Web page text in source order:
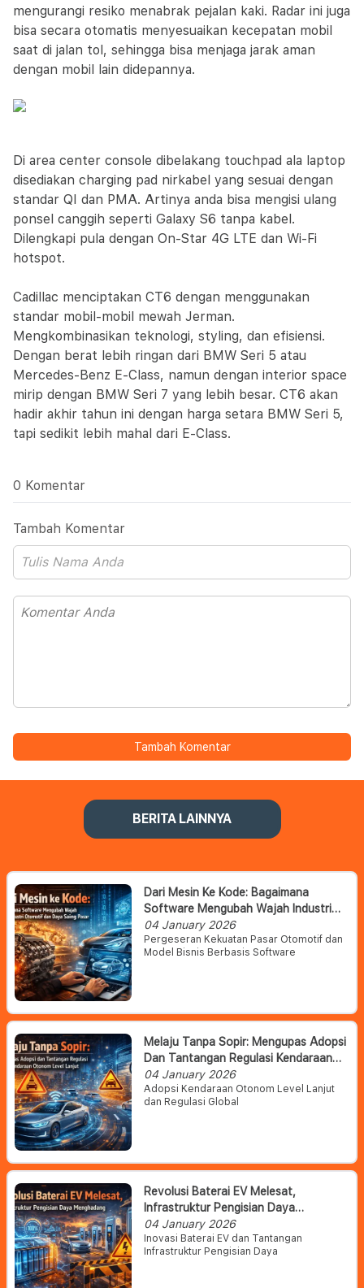
mengurangi resiko menabrak pejalan kaki. Radar ini juga
bisa secara otomatis menyesuaikan kecepatan mobil
saat di jalan tol, sehingga bisa menjaga jarak aman
dengan mobil lain didepannya.
Di area center console dibelakang touchpad ala laptop
disediakan charging pad nirkabel yang sesuai dengan
standar QI dan PMA. Artinya anda bisa mengisi ulang
ponsel canggih seperti Galaxy S6 tanpa kabel.
Dilengkapi pula dengan On-Star 4G LTE dan Wi-Fi
hotspot.
Cadillac menciptakan CT6 dengan menggunakan
standar mobil-mobil mewah Jerman.
Mengkombinasikan teknologi, styling, dan efisiensi.
Dengan berat lebih ringan dari BMW Seri 5 atau
Mercedes-Benz E-Class, namun dengan interior space
mirip dengan BMW Seri 7 yang lebih besar. CT6 akan
hadir akhir tahun ini dengan harga setara BMW Seri 5,
tapi sedikit lebih mahal dari E-Class.
0 Komentar
Tambah Komentar
Tambah Komentar
BERITA LAINNYA
Dari Mesin Ke Kode: Bagaimana
Software Mengubah Wajah Industri
Otomotif Dan Daya Saing Pasar
04 January 2026
Pergeseran Kekuatan Pasar Otomotif dan
Model Bisnis Berbasis Software
Melaju Tanpa Sopir: Mengupas Adopsi
Dan Tantangan Regulasi Kendaraan
Otonom Level Lanjut
04 January 2026
Adopsi Kendaraan Otonom Level Lanjut
dan Regulasi Global
Revolusi Baterai EV Melesat,
Infrastruktur Pengisian Daya
Menghadang
04 January 2026
Inovasi Baterai EV dan Tantangan
Infrastruktur Pengisian Daya